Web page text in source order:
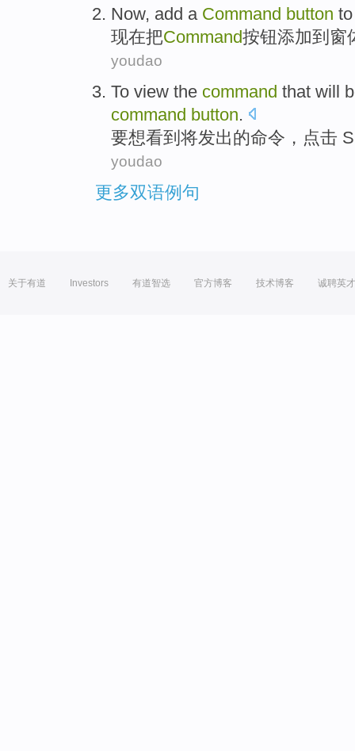
Now, add a Command button to
现在把Command按钮添加到 窗
youdao
To view the command that will
command button.
要想看到 将发出的命令 ， 点击
youdao
更多双语例句
关于有道 Investors 有道智选 官方博客 技术博客 诚聘英才